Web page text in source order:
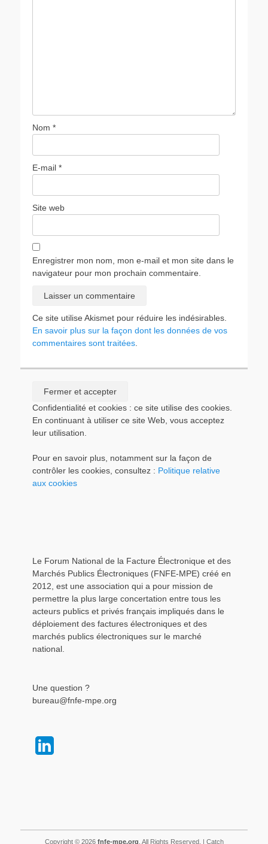
Nom *
E-mail *
Site web
Enregistrer mon nom, mon e-mail et mon site dans le
navigateur pour mon prochain commentaire.
Ce site utilise Akismet pour réduire les indésirables.
En savoir plus sur la façon dont les données de vos
commentaires sont traitées
Confidentialité et cookies : ce site utilise des cookies.
En continuant à utiliser ce site Web, vous acceptez
leur utilisation.
Pour en savoir plus, notamment sur la façon de
contrôler les cookies, consultez : Politique relative
aux cookies
Le Forum National de la Facture Électronique et des
Marchés Publics Électroniques (FNFE-MPE) créé en
2012, est une association qui a pour mission de
permettre la plus large concertation entre tous les
acteurs publics et privés français impliqués dans le
déploiement des factures électroniques et des
marchés publics électroniques sur le marché
national.
Une question ?
bureau@fnfe-mpe.org
Copyright © 2026 fnfe-mpe.org . All Rights Reserved. | Catch